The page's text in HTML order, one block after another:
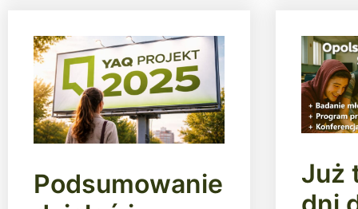
Podsumowanie
Już